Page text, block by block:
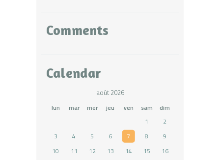
Comments
Calendar
août 2026
lun mar mer jeu ven sam
dim
1
2
3
4 5 6 7 8
9
10
11 12 13 14 15
16